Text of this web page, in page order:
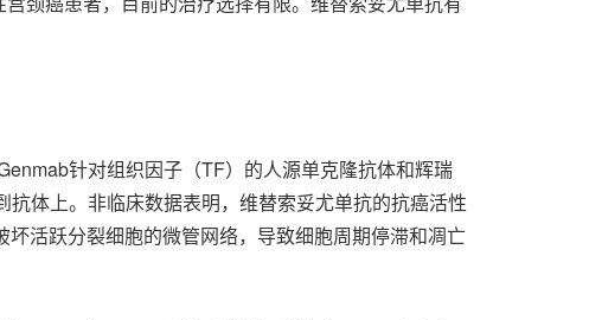
针对组织因子（TF）的人源单克隆抗体和辉瑞
体上。非临床数据表明，维替索妥尤单抗的抗癌活性
活跃分裂细胞的微管网络，导致细胞周期停滞和凋亡